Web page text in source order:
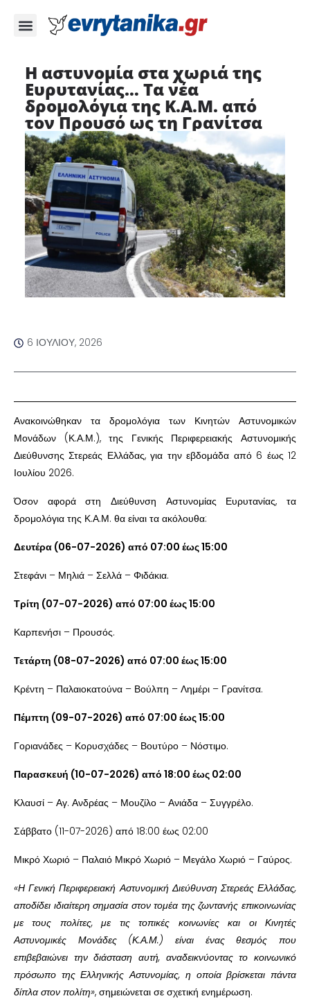
Η αστυνομία στα χωριά της
Ευρυτανίας… Τα νέα
δρομολόγια της Κ.Α.Μ. από
τον Προυσό ως τη Γρανίτσα
6 ΙΟΥΛΊΟΥ, 2026
Ανακοινώθηκαν τα δρομολόγια των Κινητών Αστυνομικών
Μονάδων (Κ.Α.Μ.), της Γενικής Περιφερειακής Αστυνομικής
Διεύθυνσης Στερεάς Ελλάδας, για την εβδομάδα από 6 έως 12
Ιουλίου 2026.
Όσον αφορά στη Διεύθυνση Αστυνομίας Ευρυτανίας, τα
δρομολόγια της Κ.Α.Μ. θα είναι τα ακόλουθα:
Δευτέρα (06-07-2026) από 07:00 έως 15:00
Στεφάνι – Μηλιά – Σελλά – Φιδάκια.
Τρίτη (07-07-2026) από 07:00 έως 15:00
Καρπενήσι – Προυσός.
Τετάρτη (08-07-2026) από 07:00 έως 15:00
Κρέντη – Παλαιοκατούνα – Βούλπη – Λημέρι – Γρανίτσα.
Πέμπτη (09-07-2026) από 07:00 έως 15:00
Γοριανάδες – Κορυσχάδες – Βουτύρο – Νόστιμο.
Παρασκευή (10-07-2026) από 18:00 έως 02:00
Κλαυσί – Αγ. Ανδρέας – Μουζίλο – Ανιάδα – Συγγρέλο.
Σάββατο (11-07-2026) από 18:00 έως 02:00
Μικρό Χωριό – Παλαιό Μικρό Χωριό – Μεγάλο Χωριό – Γαύρος.
«Η Γενική Περιφερειακή Αστυνομική Διεύθυνση Στερεάς Ελλάδας,
αποδίδει ιδιαίτερη σημασία στον τομέα της ζωντανής επικοινωνίας
με τους πολίτες, με τις τοπικές κοινωνίες και οι Κινητές
Αστυνομικές Μονάδες (Κ.Α.Μ.) είναι ένας θεσμός που
επιβεβαιώνει την διάσταση αυτή, αναδεικνύοντας το κοινωνικό
πρόσωπο της Ελληνικής Αστυνομίας, η οποία βρίσκεται πάντα
δίπλα στον πολίτη», σημειώνεται σε σχετική ενημέρωση.